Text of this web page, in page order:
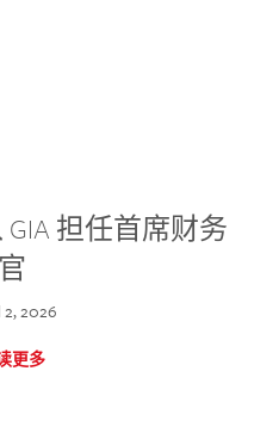
GIA 担任首席财务
官
2026
更多